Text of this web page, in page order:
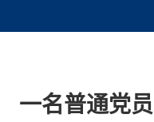
一名普通党